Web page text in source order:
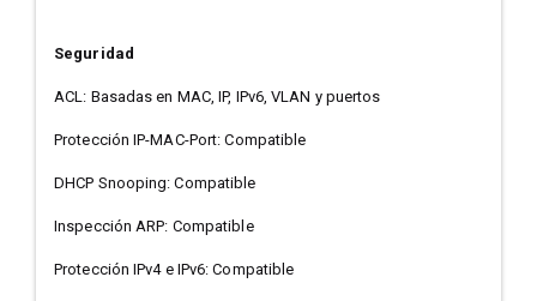
Seguridad
ACL: Basadas en MAC, IP, IPv6, VLAN y puertos
Protección IP-MAC-Port: Compatible
DHCP Snooping: Compatible
Inspección ARP: Compatible
Protección IPv4 e IPv6: Compatible